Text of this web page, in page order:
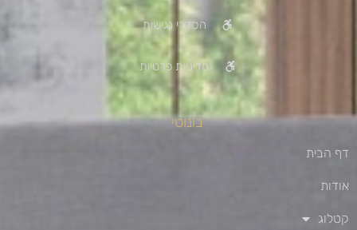
הסדרי נגישות
מדיניות פרטיות
בונוטי
דף הבית
אודות
קטלוג